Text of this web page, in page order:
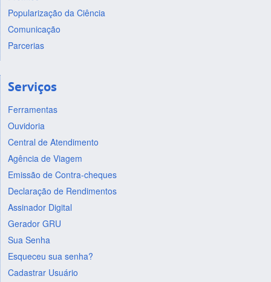
Popularização da Ciência
Comunicação
Parcerias
Serviços
Ferramentas
Ouvidoria
Central de Atendimento
Agência de Viagem
Emissão de Contra-cheques
Declaração de Rendimentos
Assinador Digital
Gerador GRU
Sua Senha
Esqueceu sua senha?
Cadastrar Usuário